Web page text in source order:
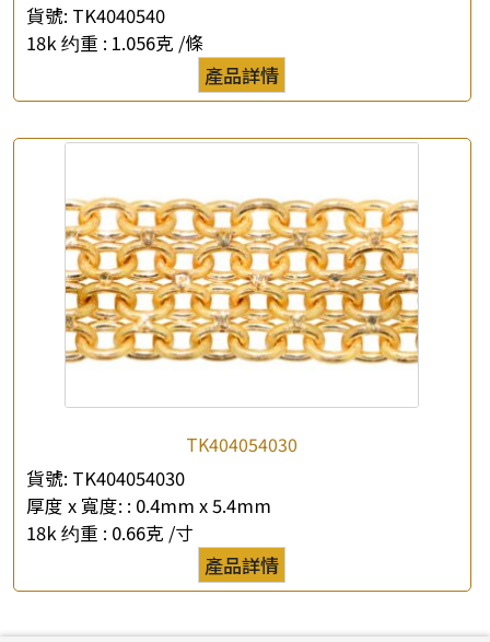
貨號: TK4040540
18k 约重 : 1.056克 /條
產品詳情
TK404054030
貨號: TK404054030
厚度 x 寬度: : 0.4mm x 5.4mm
18k 约重 : 0.66克 /寸
產品詳情